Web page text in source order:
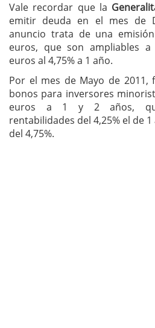
Vale recordar que la
emitir deuda en el mes de
anuncio trata de una
euros, que son ampliables
euros al 4,75% a 1 año.
Por el mes de Mayo de 2011,
bonos para inversores
euros a 1 y 2 años,
rentabilidades del 4,25% el de
del 4,75%.